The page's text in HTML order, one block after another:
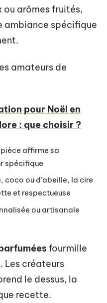
arômes fruités,
ambiance spécifique
amateurs de
pour Noël en
: que choisir ?
affirme sa
spécifique
coco ou d’abeille, la cire
et respectueuse
ou artisanale
fourmille
Les créateurs
le dessus, la
recette.